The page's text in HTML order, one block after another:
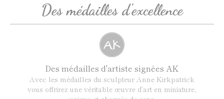
Des médailles d'excellence
Des médailles d'artiste signées AK
Avec les médailles du sculpteur Anne Kirkpatrick
vous offrirez une véritable œuvre d’art en miniature,